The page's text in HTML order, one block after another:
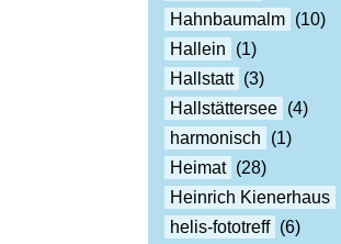
Hahnbaumalm (10)
Hallein
(1)
Hallstatt (3)
Hallstättersee (4)
harmonisch
(1)
Heimat (28)
Heinrich Kienerhaus
helis-fototreff (6)